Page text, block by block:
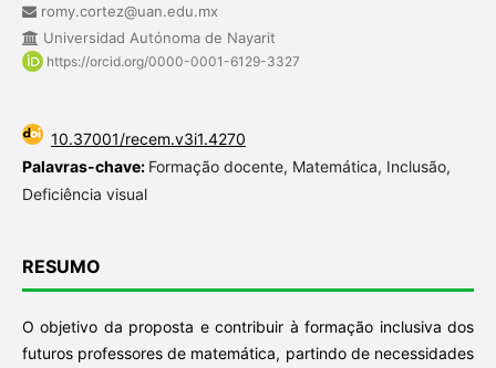
romy.cortez@uan.edu.mx
Universidad Autónoma de Nayarit
https://orcid.org/0000-0001-6129-3327
10.37001/recem.v3i1.4270
Palavras-chave: Formação docente, Matemática, Inclusão,
Deficiência visual
RESUMO
O objetivo da proposta e contribuir à formação inclusiva dos
futuros professores de matemática, partindo de necessidades